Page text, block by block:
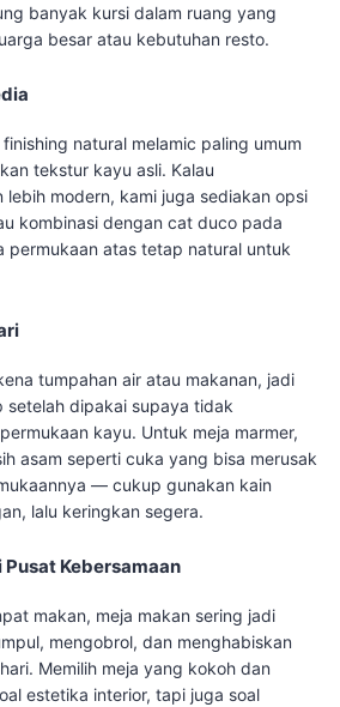
banyak kursi dalam ruang yang
besar atau kebutuhan resto.
natural melamic paling umum
tekstur kayu asli. Kalau
lebih modern, kami juga sediakan opsi
kombinasi dengan cat duco pada
permukaan atas tetap natural untuk
tumpahan air atau makanan, jadi
setelah dipakai supaya tidak
kayu. Untuk meja marmer,
asam seperti cuka yang bisa merusak
— cukup gunakan kain
lalu keringkan segera.
Kebersamaan
makan, meja makan sering jadi
mengobrol, dan menghabiskan
Memilih meja yang kokoh dan
estetika interior, tapi juga soal